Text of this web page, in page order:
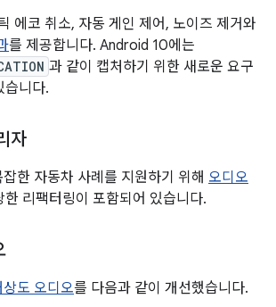
에코 취소, 자동 게인 제어, 노이즈 제거와
를 제공합니다. Android 10에는
과 같이 캡처하기 위한 새로운 요구
습니다.
자
한 자동차 사례를 지원하기 위해 오디오
한 리팩터링이 포함되어 있습니다.
도 오디오를 다음과 같이 개선했습니다.